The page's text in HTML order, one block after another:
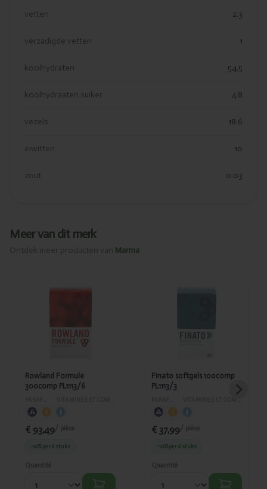
vetten 2.3
verzadigde vetten 1
koolhydraten 54.5
koolhydraaten suiker 4.8
vezels 18.6
eiwitten 10
zout 0.03
Meer van dit merk
Ontdek meer producten van Marma
Ajouté
PL1113/6
Rowland Formule
300comp PL1113/6
€ 93,49/ pièce
-10%per 6 stuks
Quantité
Finato softgels 100comp
PL1113/3
€ 37,99/ pièce
-10%per 6 stuks
Quantité